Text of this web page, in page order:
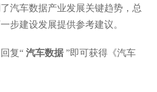
汽车数据产业发展关键趋势，总
步建设发展提供参考建议。
复“汽车数据 ”即可获得《汽车